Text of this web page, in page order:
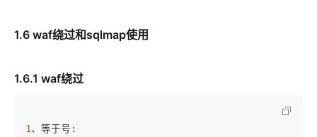
1.6 waf绕过和sqlmap使用
1.6.1 waf绕过
1